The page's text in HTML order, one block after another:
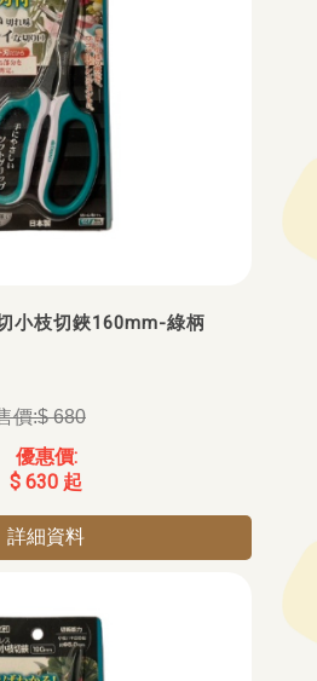
小枝切鋏160mm-綠柄
$ 680
$ 630 起
詳細資料